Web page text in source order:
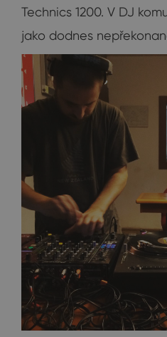
Technics 1200. V DJ
jako dodnes